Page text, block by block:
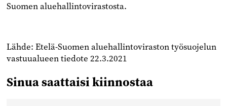
Suomen aluehallintovirastosta.
Lähde: Etelä-Suomen aluehallintoviraston työsuojelun
vastuualueen tiedote 22.3.2021
Sinua saattaisi kiinnostaa